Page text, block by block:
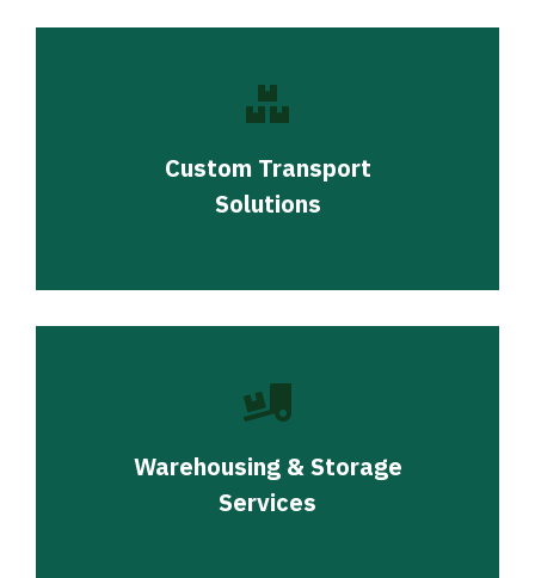
Custom Transport
Solutions
Warehousing & Storage
Services